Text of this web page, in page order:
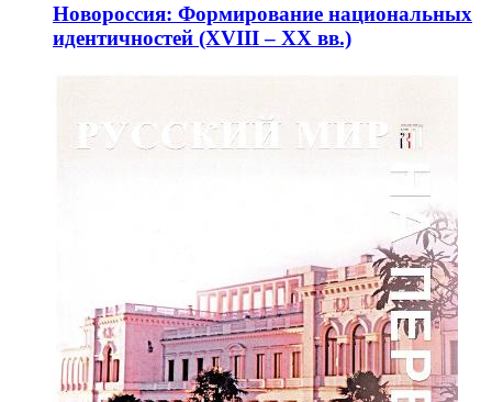
Новороссия: Формирование национальных
идентичностей (XVIII – XX вв.)